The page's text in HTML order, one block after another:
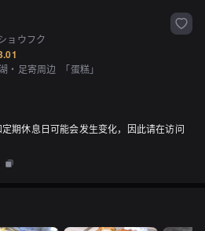
ョウフク
・足寄周边 「蛋糕」
期休息日可能会发生变化，因此请在访问